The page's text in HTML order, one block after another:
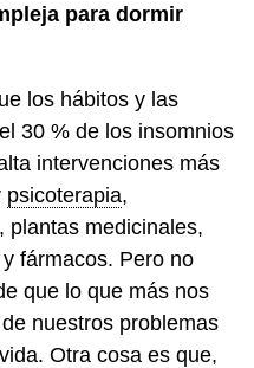
para dormir
los hábitos y las
30 % de los insomnios
intervenciones más
psicoterapia,
plantas medicinales,
fármacos. Pero no
que lo que más nos
nuestros problemas
Otra cosa es que,